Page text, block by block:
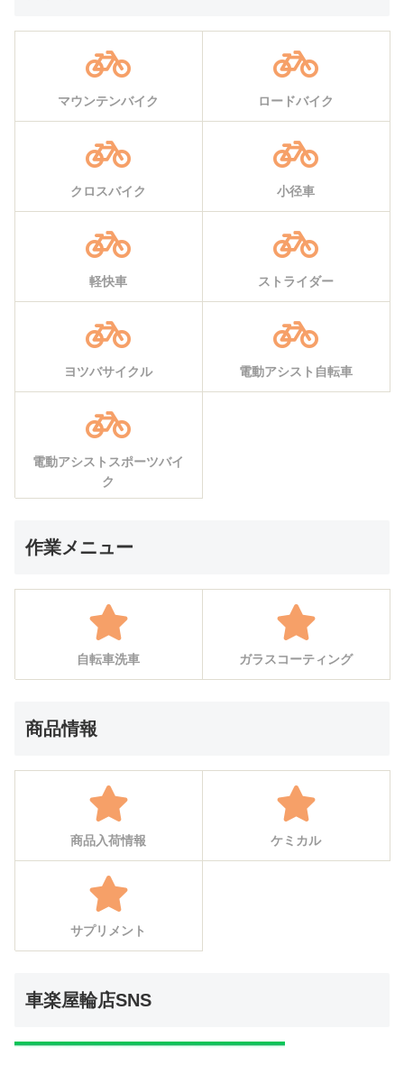
マウンテンバイク ロードバイク
クロスバイク 小径車
軽快車 ストライダー
ヨツバサイクル 電動アシスト自転車
電動アシストスポーツバイ
ク
作業メニュー
自転車洗車 ガラスコーティング
商品情報
商品入荷情報 ケミカル
サプリメント
車楽屋輪店SNS